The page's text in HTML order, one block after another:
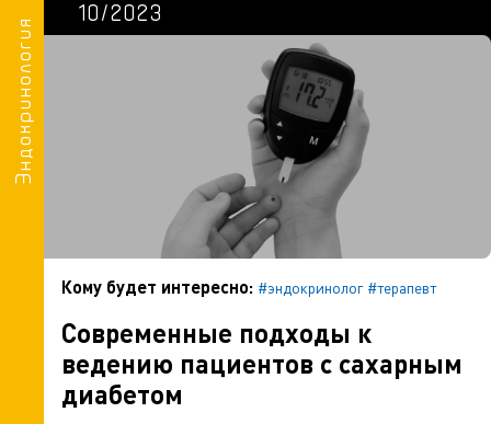
Эндокринология
10/2023
Кому будет интересно: #эндокринолог #терапевт
Современные подходы к
ведению пациентов с сахарным
диабетом